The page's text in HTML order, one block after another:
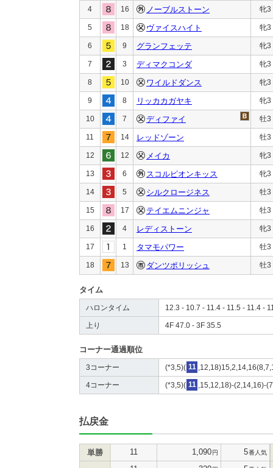
4 16 ノーブルストーン 牝3
5 18 ヴァイスハイト 牝3
6 9 グランフェッテ 牝3
7 3 ディマクコンダ 牝3
8 10 ワイルドダンス 牝3
9 8 リッカカガヤキ 牝3
10 7 ディファイ 牡3
11 14 レッドゾーン 牡3
12 12 メイカ 牝3
13 6 スコルピオンキッス 牝3
14 5 シルクロージネス 牡3
15 17 テイエムニンジャ 牡3
16 4 レディストーン 牝3
17 1 タマモパワー 牡3
18 13 ダンツポリッシュ 牡3
タイム
ハロンタイム 12.3 - 10.7 - 11.4 - 11.5 - 11.4 -
上り 4F 47.0 - 3F 35.5
コーナー通過順位
3コーナー (*3,5)( 11
4コーナー (*3,5)( 11 ,15,12,18)-(2,14,16)-
払戻金
単勝 11 1,090円 5番人気